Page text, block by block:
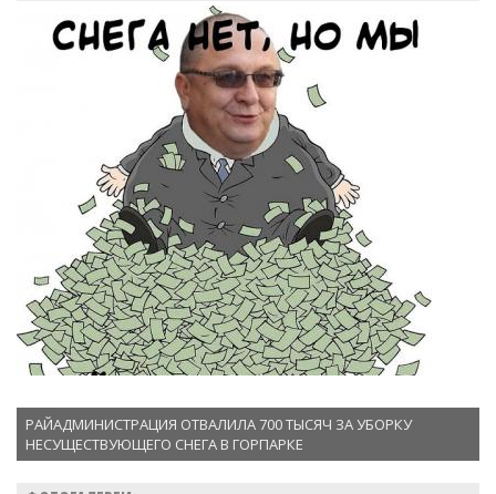
РАЙАДМИНИСТРАЦИЯ ОТВАЛИЛА 700 ТЫСЯЧ ЗА УБОРКУ
НЕСУЩЕСТВУЮЩЕГО СНЕГА В ГОРПАРКЕ